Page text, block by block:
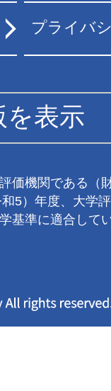
プライバ
を表示
価機関である（
5）年度、大学
基準に適合して